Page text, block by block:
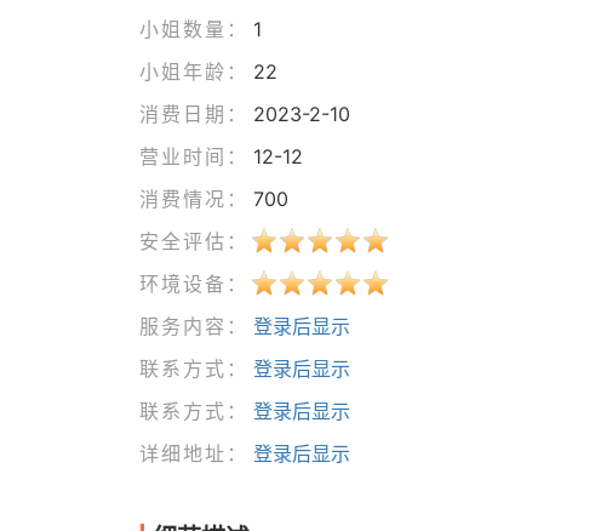
小姐数量：
1
小姐年龄：
22
消费日期：
2023-2-10
营业时间：
12-12
消费情况：
700
安全评估：
环境设备：
服务内容：
登录后显示
联系方式：
登录后显示
联系方式：
登录后显示
详细地址：
登录后显示